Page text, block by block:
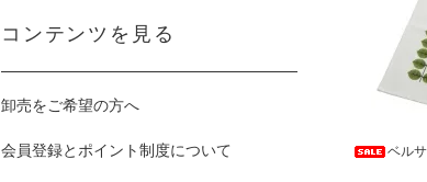
ベル
コンテンツを見る
卸売をご希望の方へ
会員登録とポイント制度について